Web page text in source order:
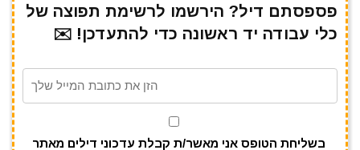
e
b
o
te
r
l
s
A
p
gr
a
m
e
פספסתם דיל? הירשמו לרשימת תפוצה של
כלי עבודה יד ראשונה כדי להתעדכן! ✉️
בשליחת הטופס אני מאשר/ת קבלת עדכוני דילים מאתר